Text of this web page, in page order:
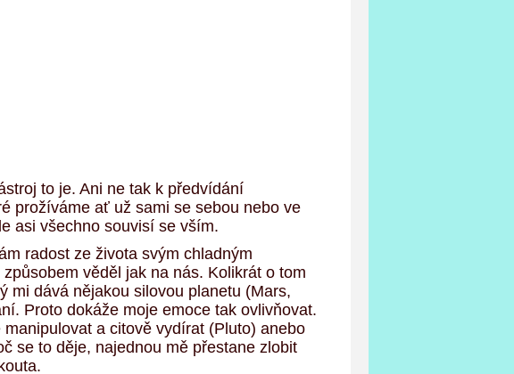
to je. Ani ne tak k předvídání
prožíváme ať už sami se sebou nebo ve
asi všechno souvisí se vším.
radost ze života svým chladným
věděl jak na nás. Kolikrát o tom
mi dává nějakou silovou planetu (Mars,
Proto dokáže moje emoce tak ovlivňovat.
a citově vydírat (Pluto) anebo
se to děje, najednou mě přestane zlobit